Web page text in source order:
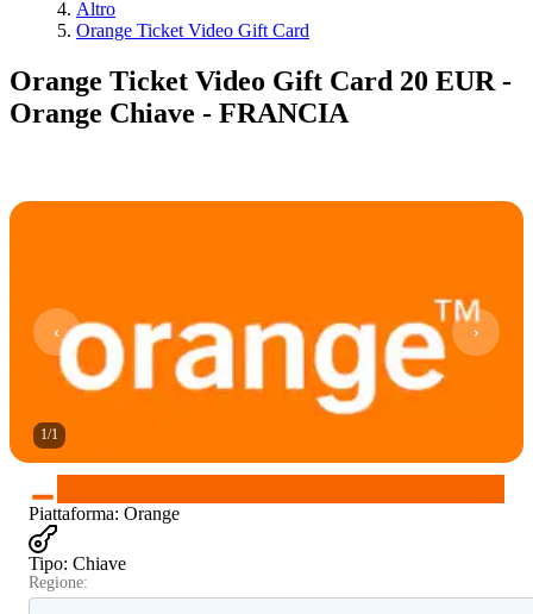
Altro
Orange Ticket Video Gift Card
Orange Ticket Video Gift Card 20 EUR -
Orange Chiave - FRANCIA
1/1
Piattaforma: Orange
Tipo: Chiave
Regione: